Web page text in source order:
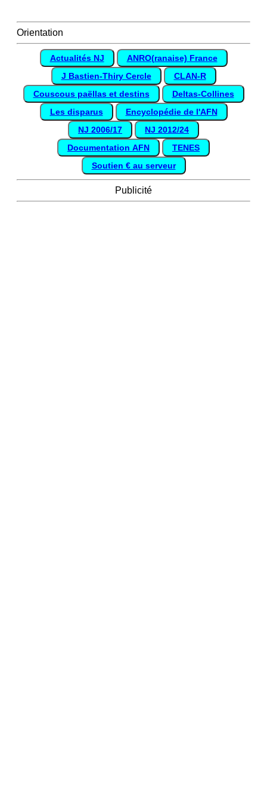
Orientation
Actualités NJ
ANRO(ranaise) France
J Bastien-Thiry Cercle
CLAN-R
Couscous paëllas et destins
Deltas-Collines
Les disparus
Encyclopédie de l'AFN
NJ 2006/17
NJ 2012/24
Documentation AFN
TENES
Soutien € au serveur
Publicité